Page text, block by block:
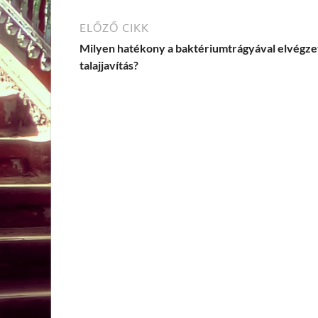
ELŐZŐ CIKK
Milyen hatékony a baktériumtrágyával
talajjavítás?